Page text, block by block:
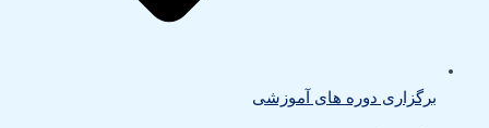
برگزاری دوره های آموزشی